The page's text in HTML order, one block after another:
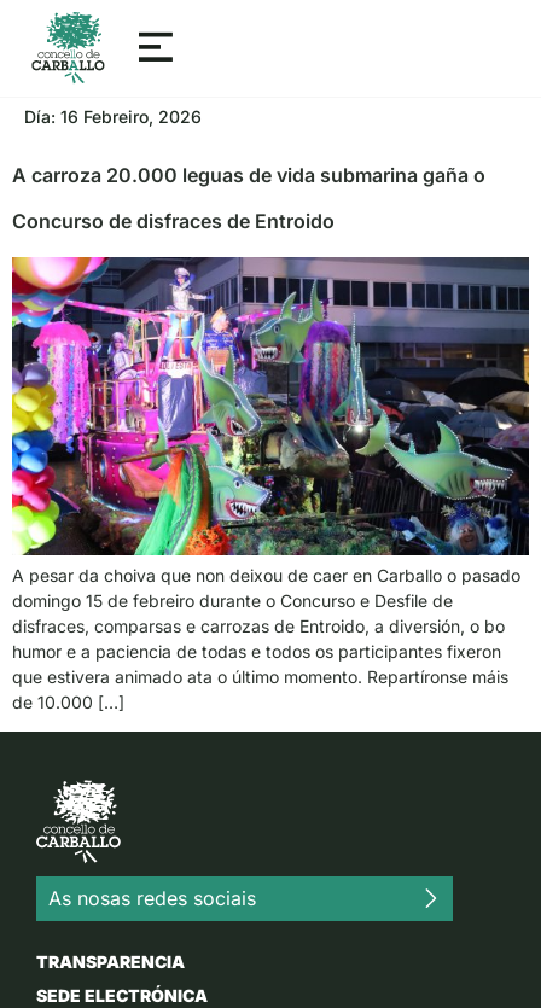
Día: 16 Febreiro, 2026
A carroza 20.000 leguas de vida submarina gaña o
Concurso de disfraces de Entroido
A pesar da choiva que non deixou de caer en Carballo o pasado
domingo 15 de febreiro durante o Concurso e Desfile de
disfraces, comparsas e carrozas de Entroido, a diversión, o bo
humor e a paciencia de todas e todos os participantes fixeron
que estivera animado ata o último momento. Repartíronse máis
de 10.000 […]
As nosas redes sociais
TRANSPARENCIA
SEDE ELECTRÓNICA